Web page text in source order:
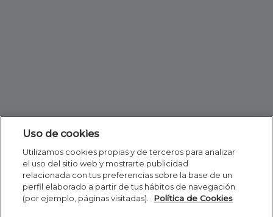
Uso de cookies
Utilizamos cookies propias y de terceros para analizar
el uso del sitio web y mostrarte publicidad
relacionada con tus preferencias sobre la base de un
perfil elaborado a partir de tus hábitos de navegación
(por ejemplo, páginas visitadas).
Política de Cookies